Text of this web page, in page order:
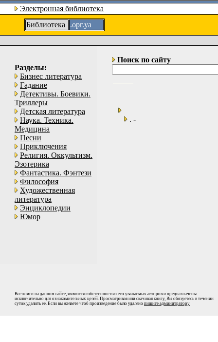
Электронная библиотека
Библиотека
.орг.уа
Разделы:
Бизнес литература
Гадание
Детективы. Боевики.
Триллеры
Детская литература
Наука. Техника.
Медицина
Песни
Приключения
Религия. Оккультизм.
Эзотерика
Фантастика. Фэнтези
Философия
Художественная
литература
Энциклопедии
Юмор
Поиск по сайту
. -
Все книги на данном сайте, являются собственностью его уважаемых авторов и предназначены
исключительно для ознакомительных целей. Просматривая или скачивая книгу, Вы обязуетесь в течении
суток удалить ее. Если вы желаете чтоб произведение было удалено пишите админитратору